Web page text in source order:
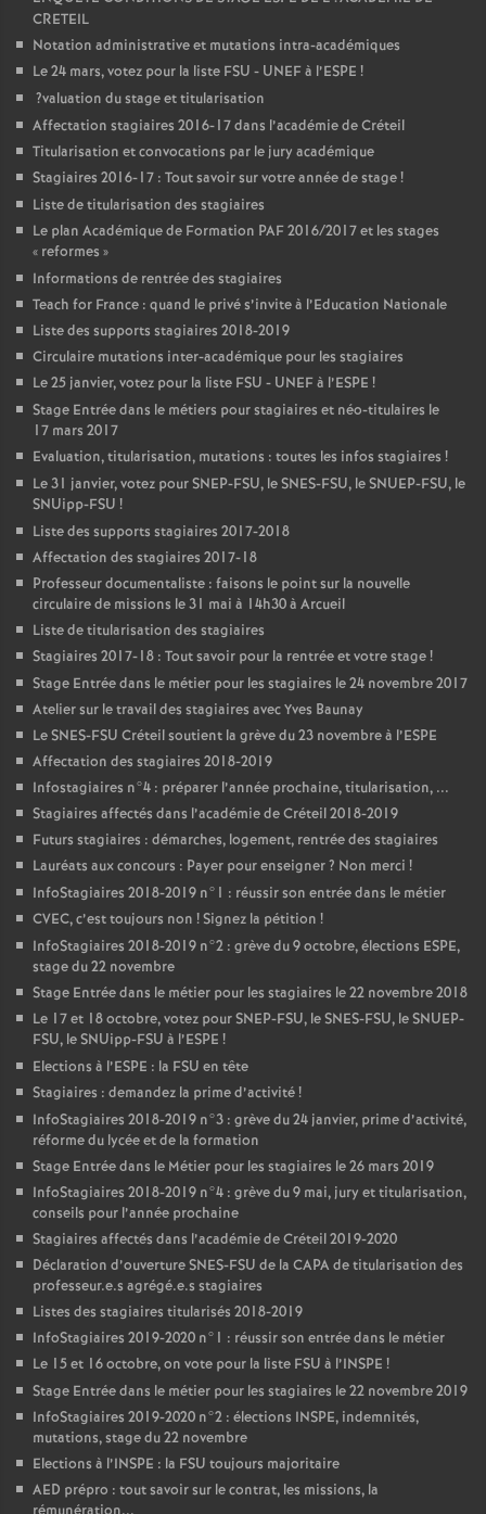
CRETEIL
Notation administrative et mutations intra-académiques
Le 24 mars, votez pour la liste FSU - UNEFà l’ESPE !
?valuation du stage et titularisation
Affectation stagiaires 2016-17 dans l’académie de Créteil
Titularisation et convocations par le jury académique
Stagiaires 2016-17 : Tout savoir sur votre année de stage!
Liste de titularisation des stagiaires
Le plan Académique de Formation PAF2016/2017 et les stages
« reformes »
Informations de rentrée des stagiaires
Teach for France : quand le privé s’invite à l’Education Nationale
Liste des supports stagiaires 2018-2019
Circulaire mutations inter-académique pour les stagiaires
Le 25 janvier, votez pour la liste FSU - UNEFà l’ESPE !
Stage Entrée dans le métiers pour stagiaires et néo-titulaires le
17 mars 2017
Evaluation, titularisation, mutations : toutes les infos stagiaires !
Le 31 janvier, votez pourSNEP-FSU, leSNES-FSU, leSNUEP-FSU, le
SNUipp-FSU !
Liste des supports stagiaires 2017-2018
Affectation des stagiaires 2017-18
Professeur documentaliste : faisons le point sur la nouvelle
circulaire de missions le 31 mai à 14h30 à Arcueil
Liste de titularisation des stagiaires
Stagiaires 2017-18 : Tout savoir pour la rentrée et votre stage!
Stage Entrée dans le métier pour les stagiaires le 24 novembre 2017
Atelier sur le travail des stagiaires avec Yves Baunay
LeSNES-FSU Créteil soutient la grève du 23 novembre à l’ESPE
Affectation des stagiaires 2018-2019
Infostagiaires n°4 : préparer l’année prochaine, titularisation, ...
Stagiaires affectés dans l’académie de Créteil 2018-2019
Futurs stagiaires : démarches, logement, rentrée des stagiaires
Lauréats aux concours : Payer pour enseigner? Non merci !
InfoStagiaires 2018-2019 n°1 : réussir son entrée dans le métier
CVEC, c’est toujours non ! Signez la pétition !
InfoStagiaires 2018-2019 n°2 : grève du 9 octobre, élections ESPE,
stage du 22 novembre
Stage Entrée dans le métier pour les stagiaires le 22 novembre 2018
Le 17 et 18 octobre, votez pourSNEP-FSU, leSNES-FSU, leSNUEP-
FSU, le SNUipp-FSU à l’ESPE !
Elections à l’ESPE : la FSU en tête
Stagiaires : demandez la prime d’activité!
InfoStagiaires 2018-2019 n°3 : grève du 24 janvier, prime d’activité,
réforme du lycée et de la formation
Stage Entrée dans le Métier pour les stagiaires le 26 mars 2019
InfoStagiaires 2018-2019 n°4 : grève du 9 mai, jury et titularisation,
conseils pour l’année prochaine
Stagiaires affectés dans l’académie de Créteil 2019-2020
Déclaration d’ouvertureSNES-FSU de la CAPAde titularisation des
professeur.e.s agrégé.e.s stagiaires
Listes des stagiaires titularisés 2018-2019
InfoStagiaires 2019-2020 n°1 : réussir son entrée dans le métier
Le 15 et 16 octobre, on vote pour la liste FSU à l’INSPE !
Stage Entrée dans le métier pour les stagiaires le 22 novembre 2019
InfoStagiaires 2019-2020 n°2 : élections INSPE, indemnités,
mutations, stage du 22 novembre
Elections à l’INSPE : la FSU toujours majoritaire
AED prépro : tout savoir sur le contrat, les missions, la